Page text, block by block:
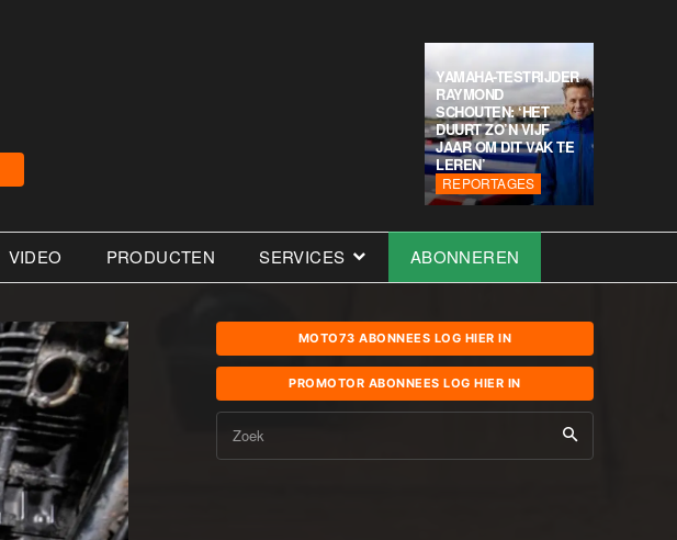
YAMAHA-TESTRIJDER
RAYMOND
SCHOUTEN: ‘HET
DUURT ZO’N VIJF
JAAR OM DIT VAK TE
LEREN’
REPORTAGES
VIDEO PRODUCTEN SERVICES ABONNEREN
MOTO73 ABONNEES LOG HIER IN
PROMOTOR ABONNEES LOG HIER IN
Zoek